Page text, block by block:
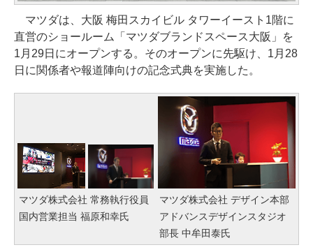
マツダは、大阪 梅田スカイビル タワーイースト1階に
直営のショールーム「マツダブランドスペース大阪」を
1月29日にオープンする。そのオープンに先駆け、1月28
日に関係者や報道陣向けの記念式典を実施した。
マツダ株式会社 常務執行役員
国内営業担当 福原和幸氏
マツダ株式会社 デザイン本部
アドバンスデザインスタジオ
部長 中牟田泰氏